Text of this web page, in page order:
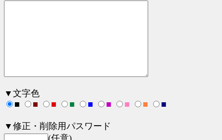
▼文字色
■
■ ■ ■ ■ ■ ■ ■ ■
▼修正・削除用パスワード
(任意)